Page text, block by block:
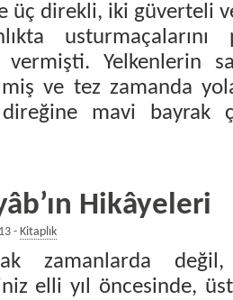
üç direkli, iki güverteli
vermişti. Yelkenlerin
ve tez zamanda
direğine mavi bayrak
Hikâyeleri
-Kitaplık
zamanlarda
elli yıl öncesinde,